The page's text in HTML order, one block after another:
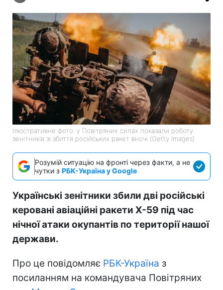
Ілюстративне фото: у Повітряних силах показали роботу
зенітників зі збиття російських ракет вночі (Getty Images)
Розумій ситуацію на фронті через факти, а не
чутки з РБК-Україна у Google
Українські зенітники збили дві російські
керовані авіаційні ракети Х-59 під час
нічної атаки окупантів по території нашої
держави.
Про це повідомляє РБК-Україна з
посиланням на командувача Повітряних